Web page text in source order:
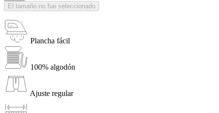
El tamaño no fue seleccionado
Plancha fácil
100% algodón
Ajuste regular